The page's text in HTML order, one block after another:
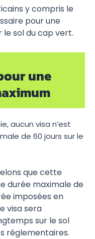
y compris le
pour une
le sol du cap vert.
une
aucun visa n’est
de 60 jours sur le
que cette
durée maximale de
imposées en
visa sera
sur le sol
réglementaires.